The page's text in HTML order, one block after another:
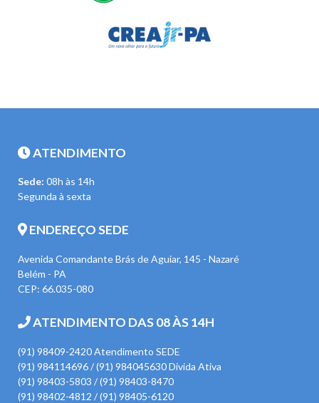
ATENDIMENTO
Sede: 08h às 14h
Segunda à sexta
ENDEREÇO SEDE
Avenida Comandante Brás de Aguiar, 145 - Nazaré
Belém - PA
CEP: 66.035-080
ATENDIMENTO DAS 08 ÀS 14H
(91) 98409-2420 Atendimento SEDE
(91) 984114696 / (91) 984045630 Divida Ativa
(91) 98403-5803 / (91) 98403-8470
(91) 98402-4812 / (91) 98405-6120